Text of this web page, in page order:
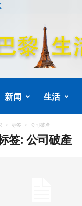
新闻 生活
标签 公司破產
签: 公司破產